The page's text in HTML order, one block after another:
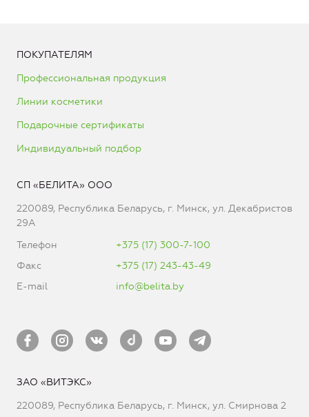
ПОКУПАТЕЛЯМ
Профессиональная продукция
Линии косметики
Подарочные сертификаты
Индивидуальный подбор
СП «БЕЛИТА» ООО
220089, Республика Беларусь, г. Минск, ул. Декабристов
29А
Телефон
+375 (17) 300-7-100
Факс
+375 (17) 243-43-49
E-mail
info@belita.by
ЗАО «ВИТЭКС»
220089, Республика Беларусь, г. Минск, ул. Смирнова 2